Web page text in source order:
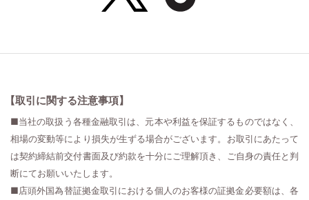
【取引に関する注意事項】
■当社の取扱う各種金融取引は、元本や利益を保証するものではなく、
相場の変動等により損失が生ずる場合がございます。お取引にあたって
は契約締結前交付書面及び約款を十分にご理解頂き、ご自身の責任と判
断にてお願いいたします。
■店頭外国為替証拠金取引における個人のお客様の証拠金必要額は、各